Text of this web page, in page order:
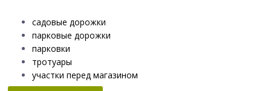
садовые дорожки
парковые дорожки
парковки
тротуары
участки перед магазином